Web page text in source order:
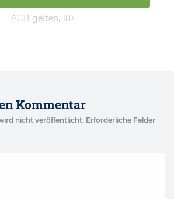
AGB gelten, 18+
Kommentar
nicht veröffentlicht. Erforderliche Felder